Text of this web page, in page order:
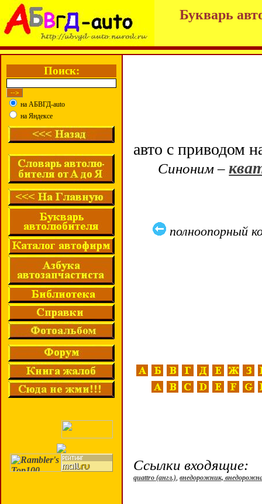
Букварь
Поиск:
на АБВГД-auto
на Яндексе
авто с приводом
Синоним –
полноопорный
Ссылки входящие:
quattro (англ.),внедорожник,